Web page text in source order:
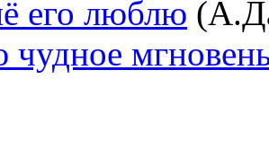
его люблю